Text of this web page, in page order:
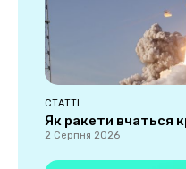
СТАТТІ
Як ракети вчаться
2 Серпня 2026